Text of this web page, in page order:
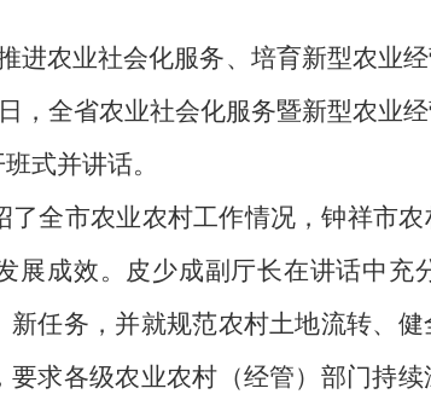
农业社会化服务、培育新型农业
日，全省农业社会化服务暨新型农业
式并讲话。
全市农业农村工作情况，钟祥市
展成效。皮少成副厅长在讲话中充
任务，并就规范农村土地流转、
要求各级农业农村（经管） 部门持续